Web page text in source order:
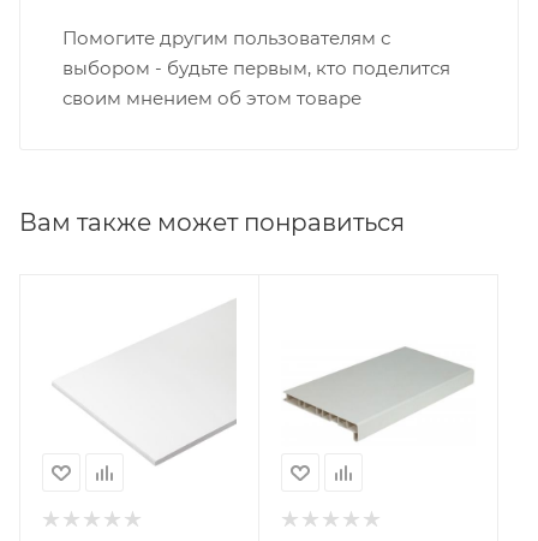
Помогите другим пользователям с
выбором - будьте первым, кто поделится
своим мнением об этом товаре
Вам также может понравиться